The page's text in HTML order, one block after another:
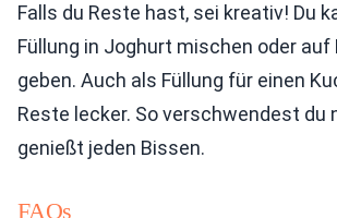
Falls du Reste hast, sei kreativ! Du
Füllung in Joghurt mischen oder auf
geben. Auch als Füllung für einen
Reste lecker. So verschwendest du
genießt jeden Bissen.
FAQs